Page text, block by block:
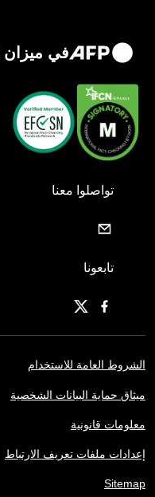
في
تواصلوا معنا
تابعونا
الشروط العامة للاستخدام
ميثاق حماية البيانات الشخصية
معلومات قانونية
إعدادات ملفات تعريف الارتباط
Sitemap